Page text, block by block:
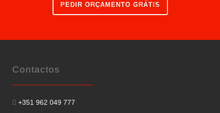
PEDIR ORÇAMENTO GRÁTIS
Contactos
+351 962 049 777